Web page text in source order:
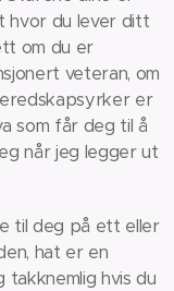
hvor du lever ditt
om du er
veteran, om
er
som får deg til å
når jeg legger ut
til deg på ett eller
hat er en
hvis du